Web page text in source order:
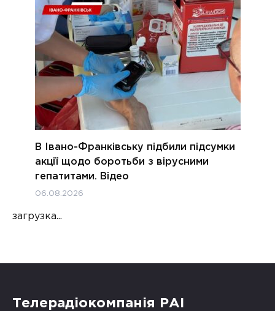
В Івано-Франківську підбили підсумки
акції щодо боротьби з вірусними
гепатитами. Відео
06.08.2026
загрузка...
Телерадіокомпанія РАІ